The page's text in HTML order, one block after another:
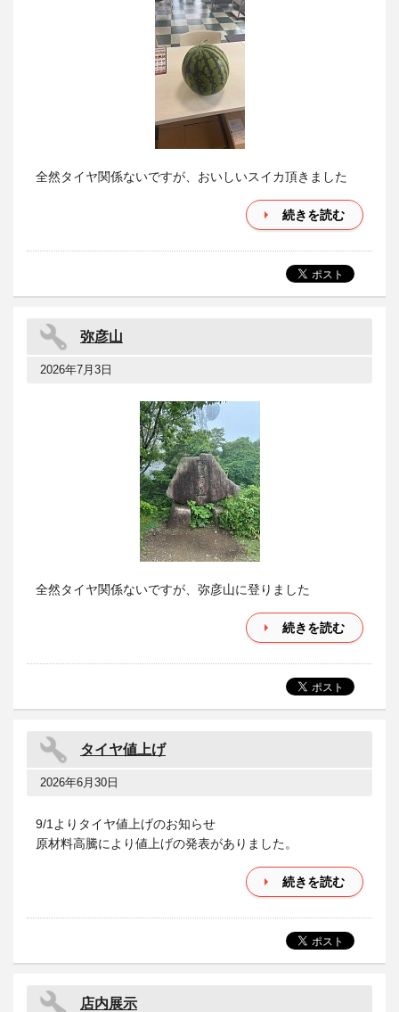
全然タイヤ関係ないですが、おいしいスイカ頂きました
続きを読む
弥彦山
2026年7月3日
全然タイヤ関係ないですが、弥彦山に登りました
続きを読む
タイヤ値上げ
2026年6月30日
9/1よりタイヤ値上げのお知らせ
原材料高騰により値上げの発表がありました。
続きを読む
店内展示